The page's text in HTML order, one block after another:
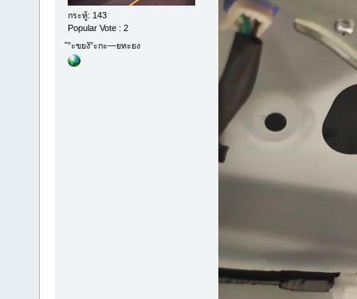
กระทู้: 143
Popular Vote : 2
ั”ะขยงั”ะกะ—ยทะยง